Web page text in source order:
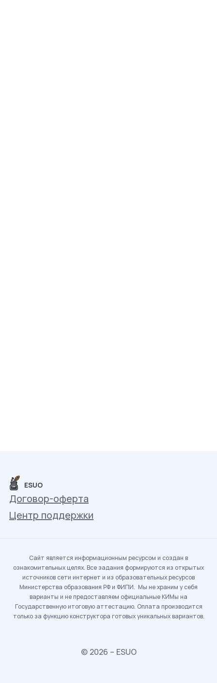
ESUO
Договор-оферта
Центр поддержки
Сайт является информационным ресурсом и создан в
ознакомительных целях. Все задания формируются из открытых
источников сети интернет и из образовательных ресурсов
Министерства образования РФ и ФИПИ. Мы не храним у себя
варианты и не предоставляем официальные КИМы на
Государственную итоговую аттестацию. Оплата производится
только за функцию конструктора готовых уникальных вариантов.
© 2026 – ESUO